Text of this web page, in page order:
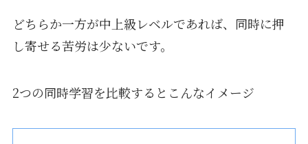
どちらか一方が中上級レベルであれば、同時に押
し寄せる苦労は少ないです。
2つの同時学習を比較するとこんなイメージ